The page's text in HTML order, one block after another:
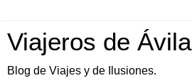
Viajeros de Ávila
Blog de Viajes y de Ilusiones.